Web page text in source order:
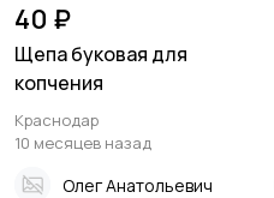
40 ₽
Щепа буковая для
копчения
Краснодар
10 месяцев назад
Олег Анатольевич